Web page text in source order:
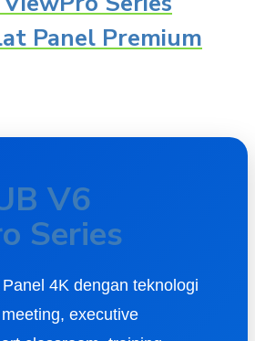
Panel Premium
V6
Series
4K dengan teknologi
executive